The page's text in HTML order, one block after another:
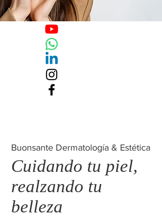
Buonsante Dermatología & Estética
Cuidando tu piel,
realzando tu
belleza